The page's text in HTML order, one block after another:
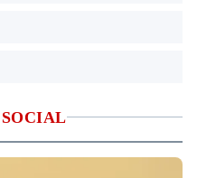
SOCIAL